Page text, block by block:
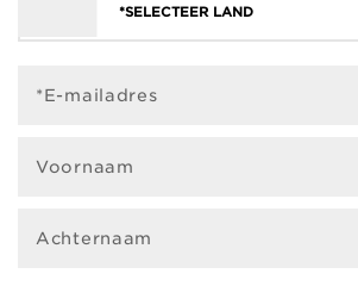
*SELECTEER LAND
*E-mailadres
Voornaam
Achternaam